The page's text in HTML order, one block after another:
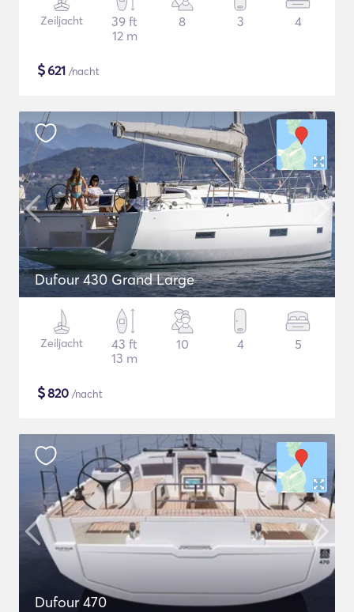
Zeiljacht
39 ft
12 m
8 3 4
$621 /nacht
Dufour 430 Grand Large
Zeiljacht
43 ft
13 m
10 4 5
$820 /nacht
Dufour 470